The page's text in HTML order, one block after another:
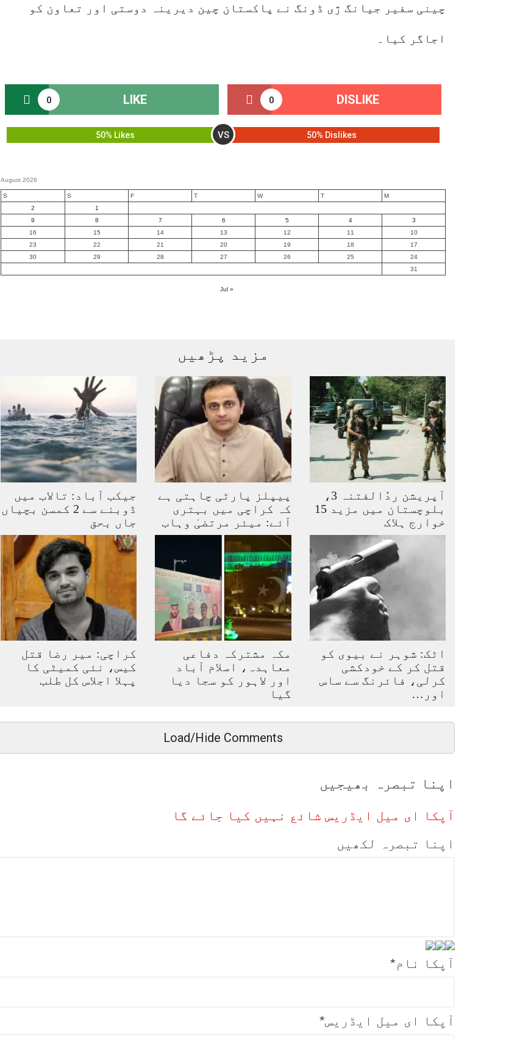
چینی سفیر جیانگ ژی ڈونگ نے پاکستان چین دیرینہ دوستی اور تعاون کو
اجاگر کیا۔
0 LIKE 0 DISLIKE
50% Likes VS 50% Dislikes
August 2026
M
T
W
T
F
S
S
1
2
3
4
5
6
7
8
9
10
11
12
13
14
15
16
17
18
19
20
21
22
23
24
25
26
27
28
29
30
31
« Jul
مزید پڑھیں
جیکب آباد: تالاب میں
ڈوبنے سے 2 کمسن بچیاں
جاں بحق
پیپلز پارٹی چاہتی ہے
کہ کراچی میں بہتری
آئے: میئر مرتضیٰ وہاب
آپریشن ردُالفتنہ 3،
بلوچستان میں مزید 15
خوارج ہلاک
کراچی: میر رضا قتل
کیس، نئی کمیٹی کا
پہلا اجلاس کل طلب
مکہ مشترکہ دفاعی
معاہدہ، اسلام آباد
اور لاہور کو سجا دیا
گیا
اٹک: شوہر نے بیوی کو
قتل کر کے خودکشی
کرلی، فائرنگ سے ساس
اور…
Load/Hide Comments
اپنا تبصرہ بھیجیں
آپکا ای میل ایڈریس شائع نہیں کیا جائے گا
اپنا تبصرہ لکھیں
آپکا نام*
آپکا ای میل ایڈریس*